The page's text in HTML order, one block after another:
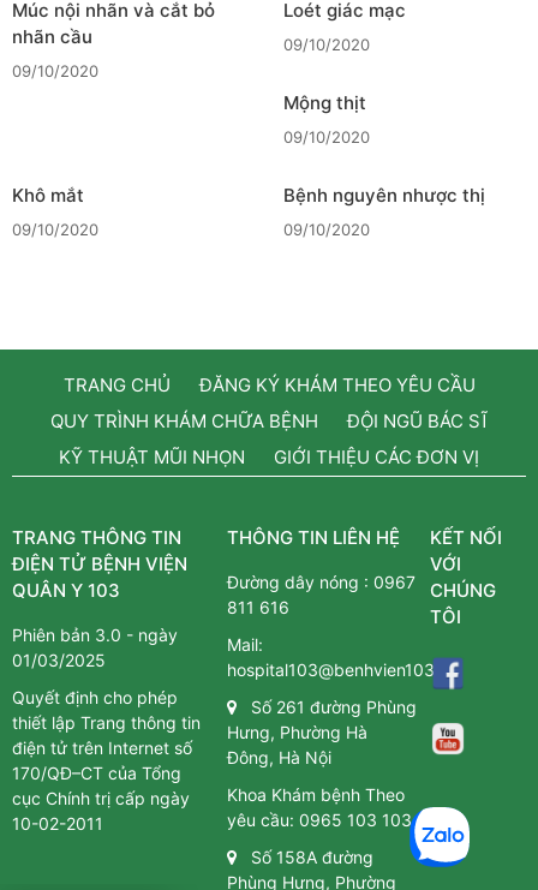
Múc nội nhãn và cắt bỏ
nhãn cầu
09/10/2020
Loét giác mạc
09/10/2020
Mộng thịt
09/10/2020
Khô mắt
09/10/2020
Bệnh nguyên nhược thị
09/10/2020
TRANG CHỦ
ĐĂNG KÝ KHÁM THEO YÊU CẦU
QUY TRÌNH KHÁM CHỮA BỆNH
ĐỘI NGŨ BÁC SĨ
KỸ THUẬT MŨI NHỌN
GIỚI THIỆU CÁC ĐƠN VỊ
TRANG THÔNG TIN
ĐIỆN TỬ BỆNH VIỆN
QUÂN Y 103
Phiên bản 3.0 - ngày
01/03/2025
Quyết định cho phép
thiết lập Trang thông tin
điện tử trên Internet số
170/QĐ–CT của Tổng
cục Chính trị cấp ngày
10-02-2011
THÔNG TIN LIÊN HỆ
Đường dây nóng :0967
811 616
Mail:
hospital103@benhvien103.vn
Số 261 đường Phùng
Hưng, Phường Hà
Đông, Hà Nội
Khoa Khám bệnh Theo
yêu cầu:0965 103 103
Số 158A đường
Phùng Hưng, Phường
KẾT NỐI
VỚI
CHÚNG
TÔI